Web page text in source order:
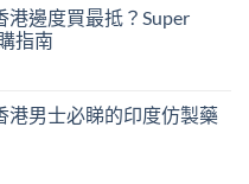
邊度買最抵？Super
指南
港男士必睇的印度仿製藥